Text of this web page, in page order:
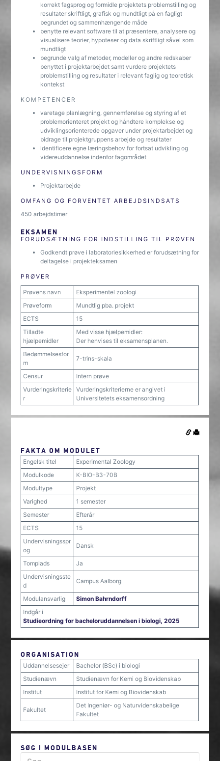
korrekt fagsprog og formidle projektets problemstilling og
resultater skriftligt, grafisk og mundtligt på en fagligt
begrundet og sammenhængende måde
benytte relevant software til at præsentere, analysere og
visualisere teorier, hypoteser og data skriftligt såvel som
mundtligt
begrunde valg af metoder, modeller og andre redskaber
benyttet i projektarbejdet samt vurdere projektets
problemstilling og resultater i relevant faglig og teoretisk
kontekst
KOMPETENCER
varetage planlægning, gennemførelse og styring af et
problemorienteret projekt og håndtere komplekse og
udviklingsorienterede opgaver under projektarbejdet og
bidrage til projektgruppens arbejde og resultater
identificere egne læringsbehov for fortsat udvikling og
videreuddannelse indenfor fagområdet
UNDERVISNINGSFORM
Projektarbejde
OMFANG OG FORVENTET ARBEJDSINDSATS
450 arbejdstimer
EKSAMEN
FORUDSÆTNING FOR INDSTILLING TIL PRØVEN
Godkendt prøve i laboratoriesikkerhed er forudsætning for
deltagelse i projekteksamen
PRØVER
Prøvens navn
Eksperimentel zoologi
Prøveform
Mundtlig pba. projekt
ECTS
15
Tilladte
hjælpemidler
Med visse hjælpemidler:
Der henvises til eksamensplanen.
Bedømmelsesfor
m
7-trins-skala
Censur
Intern prøve
Vurderingskriterie
r
Vurderingskriterierne er angivet i
Universitetets eksamensordning
FAKTA OM MODULET
Engelsk titel
Experimental Zoology
Modulkode
K-BIO-B3-70B
Modultype
Projekt
Varighed
1 semester
Semester
Efterår
ECTS
15
Undervisningsspr
og
Dansk
Tomplads
Ja
Undervisningsste
d
Campus Aalborg
Modulansvarlig
Simon Bahrndorff
Indgår i
Studieordning for bacheloruddannelsen i biologi, 2025
ORGANISATION
Uddannelsesejer
Bachelor (BSc) i biologi
Studienævn
Studienævn for Kemi og Biovidenskab
Institut
Institut for Kemi og Biovidenskab
Fakultet
Det Ingeniør- og Naturvidenskabelige
Fakultet
SØG I MODULBASEN